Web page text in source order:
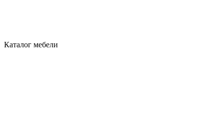
Каталог мебели